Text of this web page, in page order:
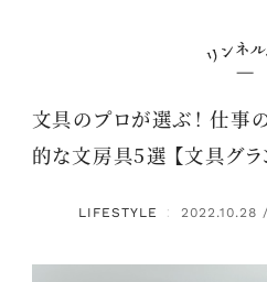
文具のプロが選ぶ！ 仕事
的な文房具5選 【文具グラ
LIFESTYLE ： 2022.10.28